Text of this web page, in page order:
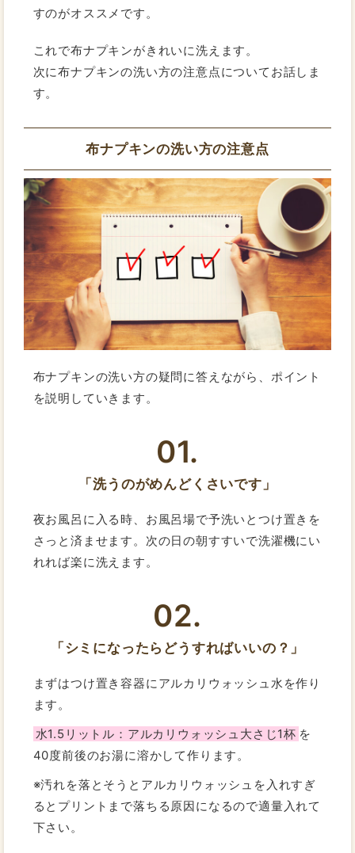
すのがオススメです。
これで布ナプキンがきれいに洗えます。
次に布ナプキンの洗い方の注意点についてお話しま
す。
布ナプキンの洗い方の注意点
布ナプキンの洗い方の疑問に答えながら、ポイント
を説明していきます。
01.
「洗うのがめんどくさいです」
夜お風呂に入る時、お風呂場で予洗いとつけ置きを
さっと済ませます。次の日の朝すすいで洗濯機にい
れれば楽に洗えます。
02.
「シミになったらどうすればいいの？」
まずはつけ置き容器にアルカリウォッシュ水を作り
ます。
水1.5リットル：アルカリウォッシュ大さじ1杯 を
40度前後のお湯に溶かして作ります。
※汚れを落とそうとアルカリウォッシュを入れすぎ
るとプリントまで落ちる原因になるので適量入れて
下さい。